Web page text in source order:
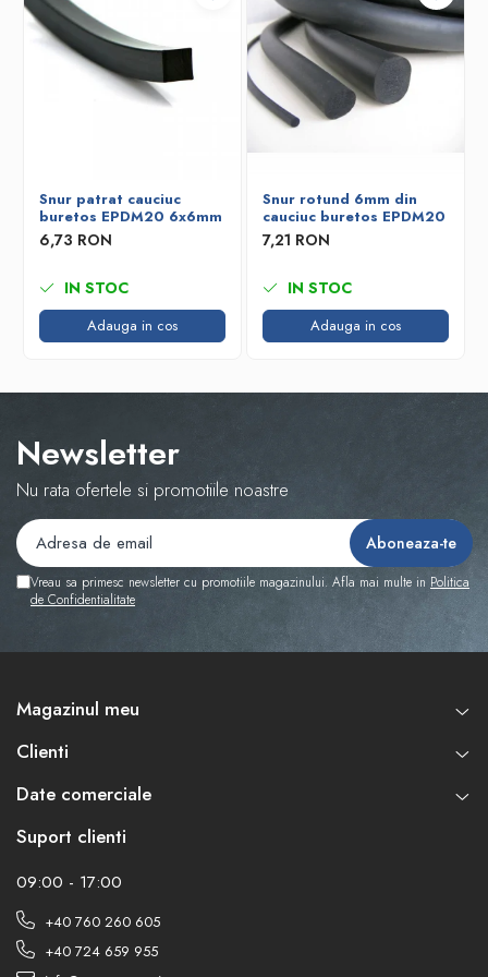
Snur patrat cauciuc
buretos EPDM20 6x6mm
6,73 RON
IN STOC
Adauga in cos
Snur rotund 6mm din
cauciuc buretos EPDM20
7,21 RON
IN STOC
Adauga in cos
Newsletter
Nu rata ofertele si promotiile noastre
Vreau sa primesc newsletter cu promotiile magazinului. Afla mai multe in Politica
de Confidentialitate
Magazinul meu
Clienti
Date comerciale
Suport clienti
09:00 - 17:00
+40 760 260 605
+40 724 659 955